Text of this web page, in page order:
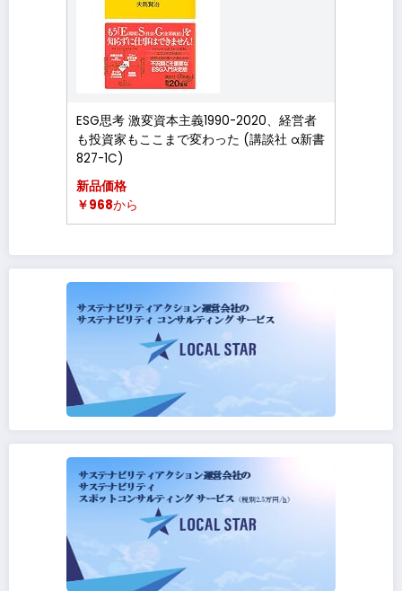
ESG思考 激変資本主義1990-2020、経営者
も投資家もここまで変わった (講談社 α新書
827-1C)
新品価格
￥968から